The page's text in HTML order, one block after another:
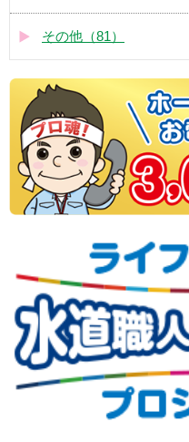
その他（81）